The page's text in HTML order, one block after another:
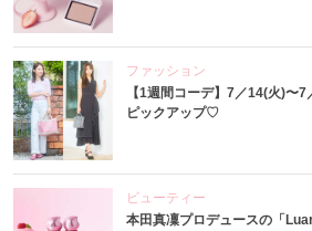
ファッション
【1週間コーデ】7／14(火)〜
ピックアップ♡
ビューティー
本田真凜プロデュースの「